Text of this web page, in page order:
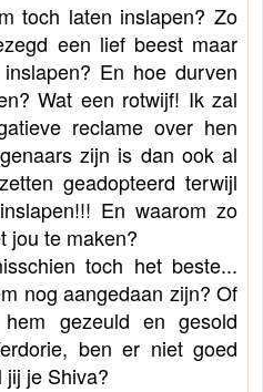
toch laten inslapen? Zo
een lief beest maar
En hoe durven
Wat een rotwijf! Ik zal
reclame over hen
zijn is dan ook al
geadopteerd terwijl
En waarom zo
jou te maken?
toch het beste...
nog aangedaan zijn? Of
gezeuld en gesold
ben er niet goed
jij je Shiva?